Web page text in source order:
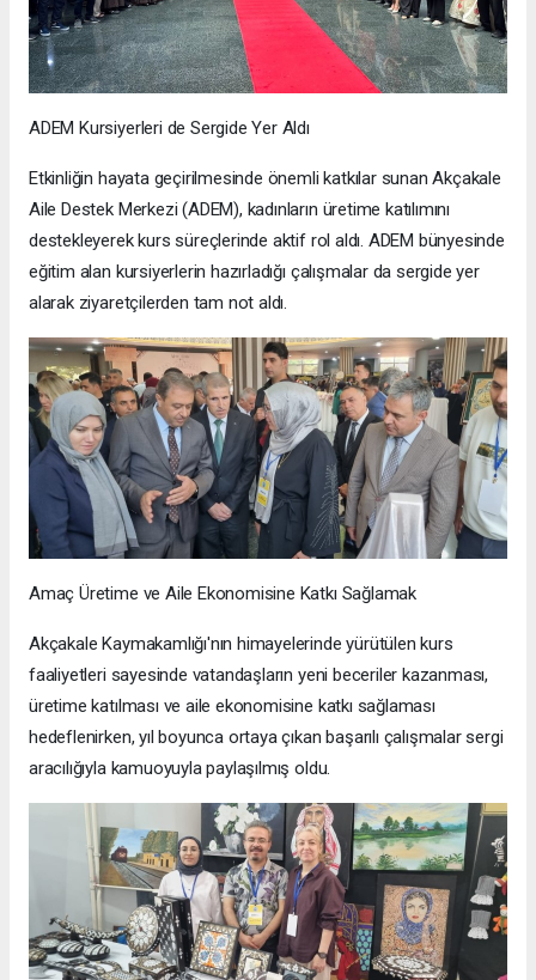
ADEM Kursiyerleri de Sergide Yer Aldı
Etkinliğin hayata geçirilmesinde önemli katkılar sunan Akçakale
Aile Destek Merkezi (ADEM), kadınların üretime katılımını
destekleyerek kurs süreçlerinde aktif rol aldı. ADEM bünyesinde
eğitim alan kursiyerlerin hazırladığı çalışmalar da sergide yer
alarak ziyaretçilerden tam not aldı.
Amaç Üretime ve Aile Ekonomisine Katkı Sağlamak
Akçakale Kaymakamlığı'nın himayelerinde yürütülen kurs
faaliyetleri sayesinde vatandaşların yeni beceriler kazanması,
üretime katılması ve aile ekonomisine katkı sağlaması
hedeflenirken, yıl boyunca ortaya çıkan başarılı çalışmalar sergi
aracılığıyla kamuoyuyla paylaşılmış oldu.